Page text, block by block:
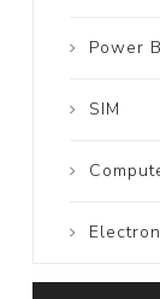
Power
SIM